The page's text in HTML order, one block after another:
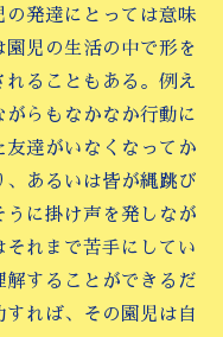
の発達にとっては意味
児の生活の中で形を
ることもある。例え
らもなかなか行動に
達がいなくなってか
、あるいは皆が縄跳び
に掛け声を発しなが
れまで苦手にしてい
することができるだ
れば、その園児は自